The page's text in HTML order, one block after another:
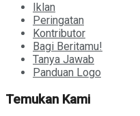
Iklan
Peringatan
Kontributor
Bagi Beritamu!
Tanya Jawab
Panduan Logo
Temukan Kami